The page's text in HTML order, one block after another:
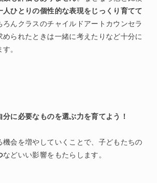
人ひとりの個性的な表現をじっくり育てて
ろんクラスのチャイルドアートカウンセラ
められたときは一緒に考えたりなど十分に
。
に必要なものを選ぶ力を育てよう！
機会を増やしていくことで、子どもたちの
などいい影響をもたらします。